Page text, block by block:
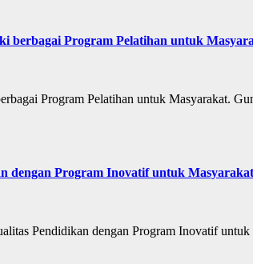
berbagai Program Pelatihan untuk
Program Pelatihan untuk Masyarakat.
Program Inovatif untuk Masyarakat
Pendidikan dengan Program Inovatif